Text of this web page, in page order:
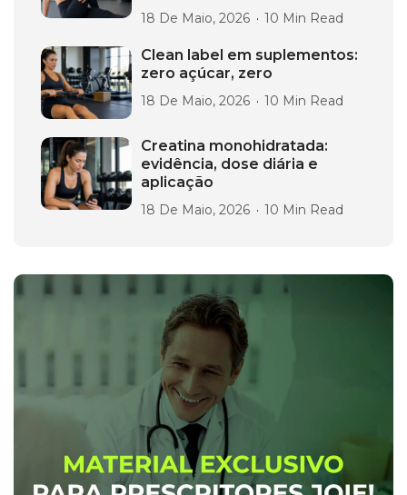
18 De Maio, 2026 10 Min Read
Clean label em suplementos:
zero açúcar, zero
18 De Maio, 2026 10 Min Read
Creatina monohidratada:
evidência, dose diária e
aplicação
18 De Maio, 2026 10 Min Read